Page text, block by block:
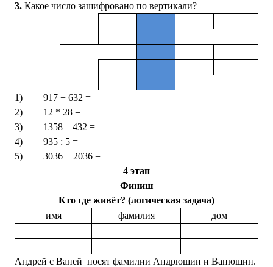
3. Какое число зашифровано по вертикали?
1)
917 + 632 =
2)
12 * 28 =
3)
1358 – 432 =
4)
935 : 5 =
5)
3036 + 2036 =
4 этап
Финиш
Кто где живёт? (логическая задача)
имя
фамилия дом
Андрей с Ваней носят фамилии Андрюшин и Ванюшин.